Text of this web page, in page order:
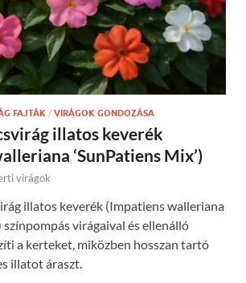
FAJTÁK / VIRÁGOK GONDOZÁSA
illatos keverék
‘SunPatiens Mix’)
virágok
illatos keverék (Impatiens walleriana
színpompás virágaival és ellenálló
a kerteket, miközben hosszan tartó
illatot áraszt.